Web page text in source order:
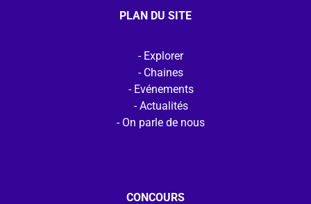
PLAN DU SITE
Explorer
Chaines
Evénements
Actualités
On parle de nous
CONCOURS